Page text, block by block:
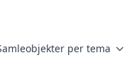
per tema